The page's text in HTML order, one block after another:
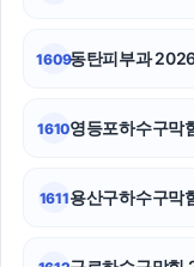
1609동탄피부과
1610영등포하수구
1611용산구하수구막